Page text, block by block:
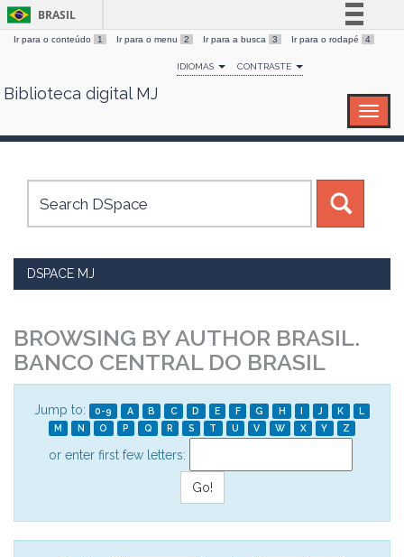
Skip
BRASIL
Simplifique!
Comunica BR
Canais
Ir para o conteúdo 1 Ir para o menu 2 Ir para a busca 3 Ir para o rodapé 4
IDIOMAS CONTRASTE
Biblioteca digital MJ
DSPACE MJ
BROWSING BY AUTHOR BRASIL.
BANCO CENTRAL DO BRASIL
Jump to: 0-9 A B C D E F G H I J K
L
M
N O P Q R S T U V W X Y Z
or enter first few letters: